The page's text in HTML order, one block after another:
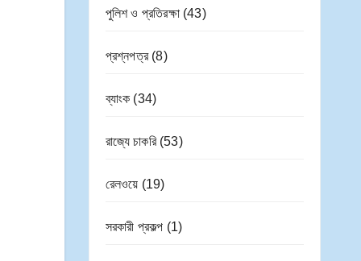
পুলিশ ও প্রতিরক্ষা(43)
প্রশ্নপত্র(8)
ব্যাংক (34)
রাজ্যে চাকরি(53)
রেলওয়ে (19)
সরকারী প্রকল্প (1)